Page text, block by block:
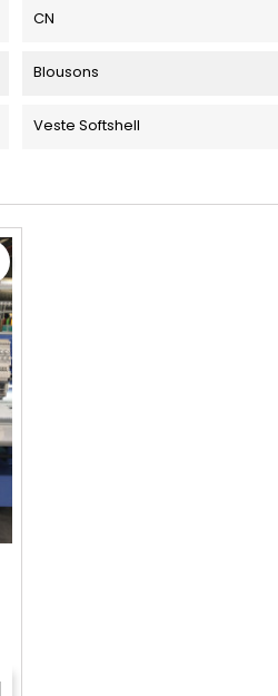
CN
Blousons
Veste Softshell